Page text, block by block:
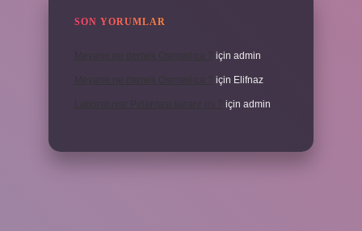
SON YORUMLAR
için admin
için Elifnaz
için admin